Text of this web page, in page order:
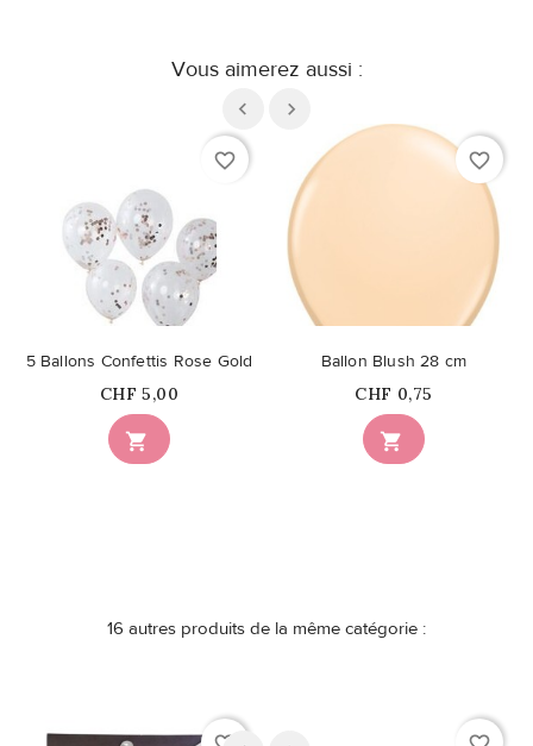
Vous aimerez aussi :
favorite_border

5 Ballons Confettis Rose Gold
Prix
CHF 5,00
favorite_border

Ballon Blush 28 cm
Prix
CHF 0,75
16 autres produits de la même catégorie :